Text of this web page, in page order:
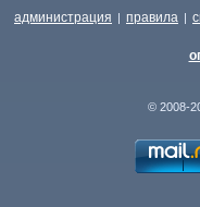
администрация | правила |
© 2008-